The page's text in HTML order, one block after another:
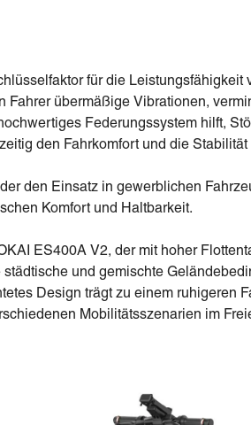
für die Leistungsfähigkeit
Fahrer übermäßige Vibrationen,
Federungssystem hilft,
den Fahrkomfort und die Stabilität
den Einsatz in gewerblichen
Komfort und Haltbarkeit.
ES400A V2, der mit hoher
städtische und gemischte
Design trägt zu einem ruhigeren
Mobilitätsszenarien im